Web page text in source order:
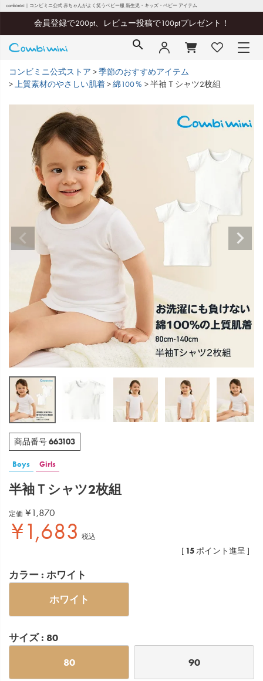
combimini｜コンビミニ公式 赤ちゃんがよく笑うベビー服 新生児・キッズ・ベビー アイテム
会員登録で200pt、レビュー投稿で100ptプレゼント！
コンビミニ公式ストア
季節のおすすめアイテム
上質素材のやさしい肌着
綿100％ 半袖Ｔシャツ2枚組
商品番号663103
Boys Girls
半袖Ｔシャツ2枚組
定価 ¥ 1,870
¥1,683 税込
[ 15ポイント進呈 ]
カラー ホワイト
ホワイト
サイズ 80
80 90